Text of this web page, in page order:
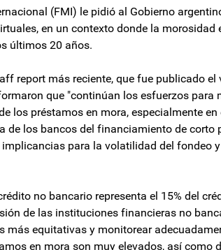
(FMI) le pidió al Gobierno
en un contexto donde la
últimos 20 años.
report más reciente, que fue publicado el
que "continúan los esfuerzos para
los préstamos en mora, especialmente
de los bancos del financiamiento de
para la volatilidad del fondeo
no bancario representa el 15% del
de las instituciones financieras no
más equitativas y monitorear
en mora son muy elevados, así como